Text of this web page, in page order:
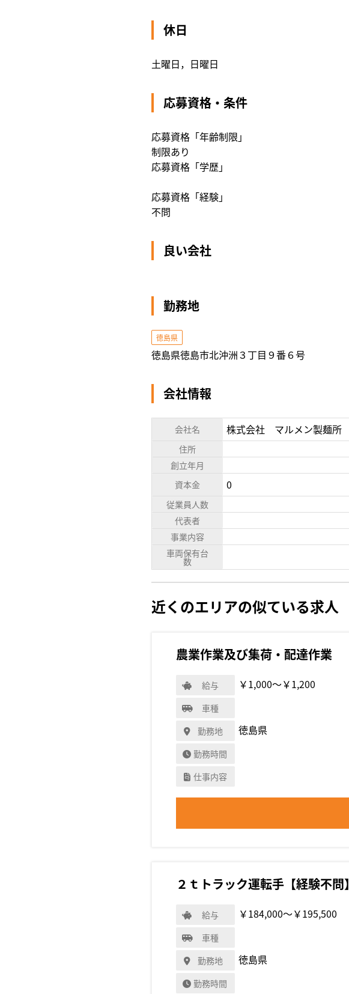
休日
土曜日，日曜日
応募資格・条件
応募資格「年齢制限」
制限あり
応募資格「学歴」
応募資格「経験」
不問
良い会社
勤務地
徳島県
徳島県徳島市北沖洲３丁目９番６号
会社情報
会社名 株式会社 マルメン製麺所
住所
創立年月
資本金
0
従業員人数
代表者
事業内容
車両保有台
数
近くのエリアの似ている求人
農業作業及び集荷・配達作業
給与 ￥1,000〜￥1,200
車種
勤務地
徳島県
勤務時間
仕事内容
２ｔトラック運転手【経験不問】
給与 ￥184,000〜￥195,500
車種
勤務地
徳島県
勤務時間